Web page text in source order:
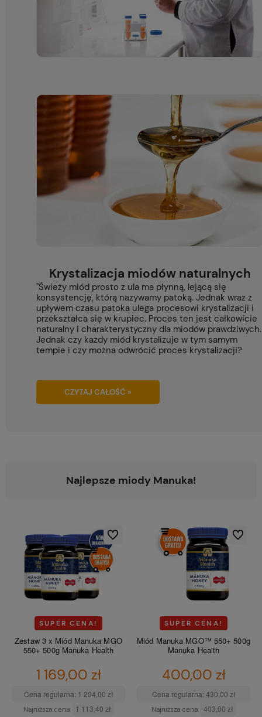
Krystalizacja miodów naturalnych
"Świeży miód prosto z ula ma płynną, lejącą się
konsystencję, którą nazywamy patoką. Jednak wraz z
upływem czasu patoka ulega procesowi krystalizacji i
przekształca się w krupiec. Proces ten jest całkowicie
naturalny i charakterystyczny dla miodów prawdziwych.
Jednak czy każdy miód krystalizuje w tym samym
tempie i czy można odwrócić proces krystalizacji?
CZYTAJ CAŁOŚĆ »
Najlepsze miody Manuka!
SUPER CENA!
Zestaw 3 x Miód Manuka MGO
550+ 500g Manuka Health
1 169,00 zł
Cena regularna: 1 204,00 zł
Najniższa cena: 1 113,40 zł
Do ulubionych
SUPER CENA!
Miód Manuka MGO™ 550+ 500g
Manuka Health
400,00 zł
Cena regularna: 430,00 zł
Najniższa cena: 403,00 zł
Do